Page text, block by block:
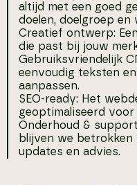
altijd met een goed
doelen, doelgroep en
Creatief ontwerp:
die past bij jouw
Gebruiksvriendelijk
eenvoudig teksten
aanpassen.
SEO-ready: Het
geoptimaliseerd voor
Onderhoud &
blijven we betrokken
updates en advies.